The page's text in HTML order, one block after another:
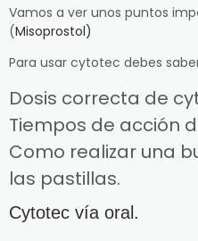
Vamos a ver unos puntos
(Misoprostol)
Para usar cytotec debes
Dosis correcta de
Tiempos de acción
Como realizar una
las pastillas.
Cytotec vía oral.